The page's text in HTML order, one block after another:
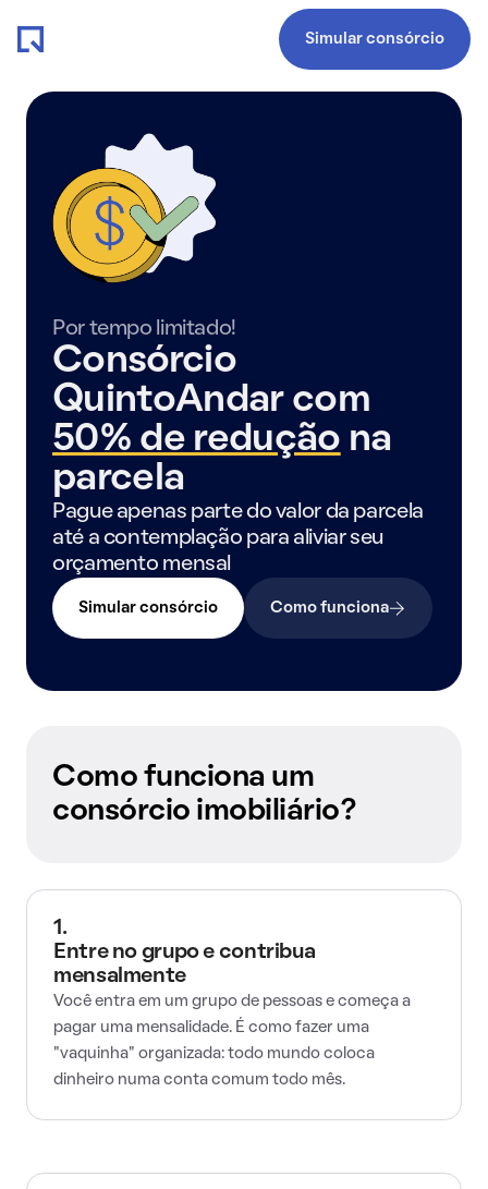
Simular consórcio
Por tempo limitado!
Consórcio
QuintoAndar com
50% de redução na
parcela
Pague apenas parte do valor da parcela
até a contemplação para aliviar seu
orçamento mensal
Simular consórcio Como funciona
Como funciona um
consórcio imobiliário?
1.
Entre no grupo e contribua
mensalmente
Você entra em um grupo de pessoas e começa a
pagar uma mensalidade. É como fazer uma
"vaquinha" organizada: todo mundo coloca
dinheiro numa conta comum todo mês.